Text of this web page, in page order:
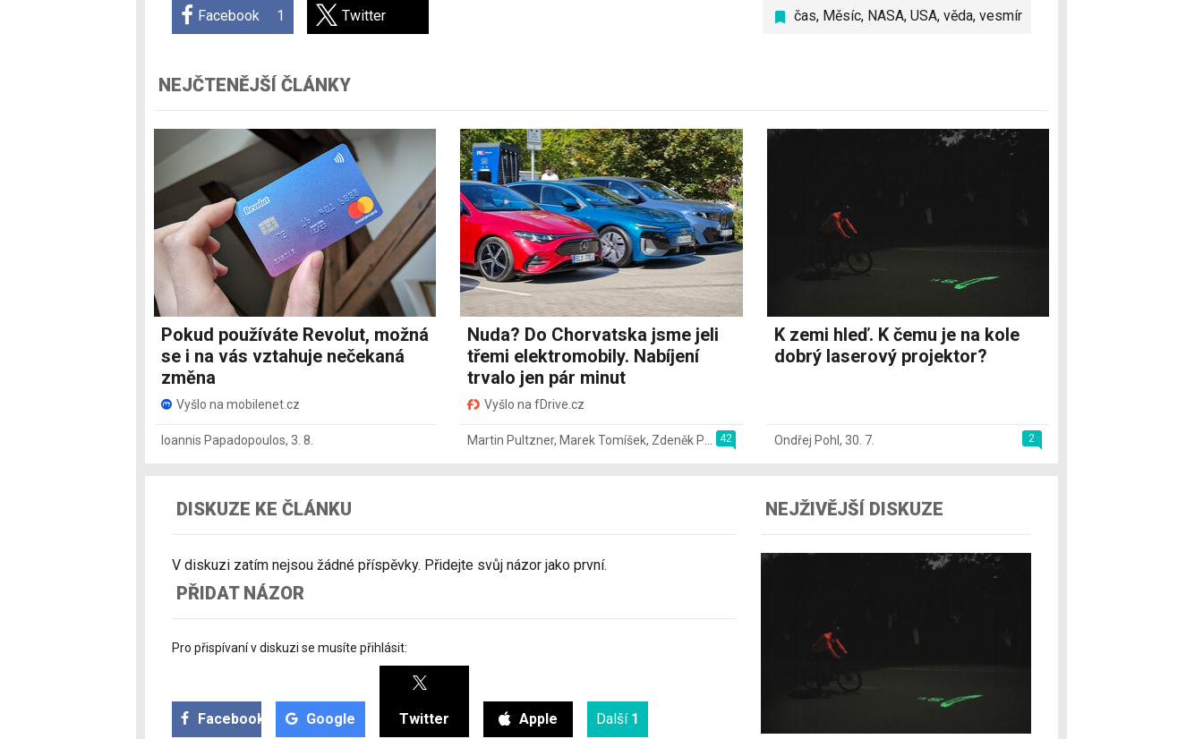
čas, Měsíc, NASA, USA, věda, vesmír
Facebook 1 Twitter
NEJČTENĚJŠÍ ČLÁNKY
Pokud používáte Revolut, možná
se i na vás vztahuje nečekaná
změna
Vyšlo na mobilenet.cz
Ioannis Papadopoulos, 3. 8.
Nuda? Do Chorvatska jsme jeli
třemi elektromobily. Nabíjení
trvalo jen pár minut
Vyšlo na fDrive.cz
42
Martin Pultzner, Marek Tomíšek, Zdeněk Pečený
K zemi hleď. K čemu je na kole
dobrý laserový projektor?
2
Ondřej Pohl , 30. 7.
DISKUZE KE ČLÁNKU
V diskuzi zatím nejsou žádné příspěvky. Přidejte svůj názor jako první.
PŘIDAT NÁZOR
Pro přispívaní v diskuzi se musíte přihlásit:
Facebook Google Twitter Apple Další 1
NEJŽIVĚJŠÍ DISKUZE